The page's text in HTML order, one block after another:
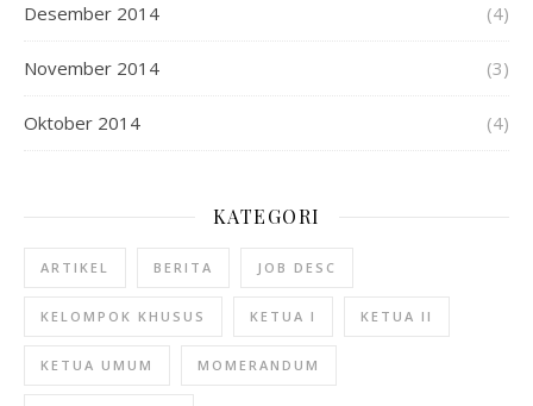
Desember 2014 (4)
November 2014 (3)
Oktober 2014 (4)
KATEGORI
ARTIKEL BERITA JOB DESC
KELOMPOK KHUSUS KETUA I KETUA II
KETUA UMUM MOMERANDUM